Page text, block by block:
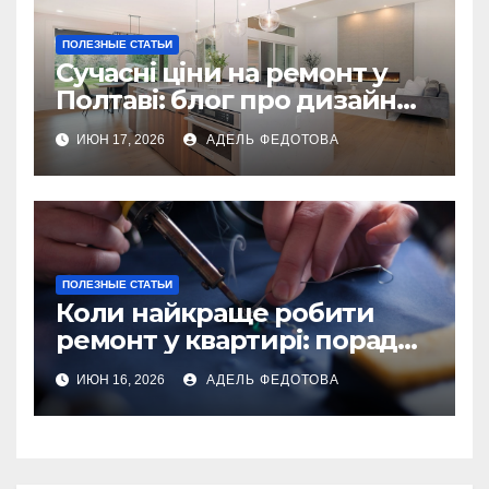
ПОЛЕЗНЫЕ СТАТЬИ
Сучасні ціни на ремонт у
Полтаві: блог про дизайн
інтер\’єру
ИЮН 17, 2026 АДЕЛЬ ФЕДОТОВА
ПОЛЕЗНЫЕ СТАТЬИ
Коли найкраще робити
ремонт у квартирі: поради
та особливості 2026
ИЮН 16, 2026 АДЕЛЬ ФЕДОТОВА